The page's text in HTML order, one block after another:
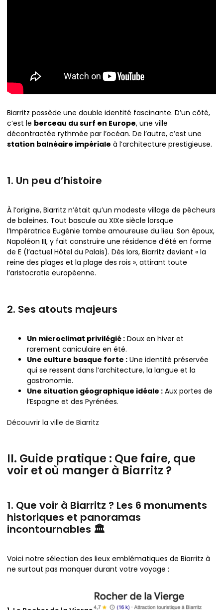
Biarritz possède une double identité fascinante. D’un côté,
c’est le berceau du surf en Europe, une ville
décontractée rythmée par l’océan. De l’autre, c’est une
station balnéaire impériale à l’architecture prestigieuse.
1. Un peu d’histoire
À l’origine, Biarritz n’était qu’un modeste village de pêcheurs
de baleines. Tout bascule au XIXe siècle lorsque
l’Impératrice Eugénie tombe amoureuse du lieu. Son époux,
Napoléon III, y fait construire une résidence d’été en forme
de E (l’actuel Hôtel du Palais). Dès lors, Biarritz devient « la
reine des plages et la plage des rois », attirant toute
l’aristocratie européenne.
2. Ses atouts majeurs
Un microclimat privilégié : Doux en hiver et
rarement caniculaire en été.
Une culture basque forte : Une identité préservée
qui se ressent dans l’architecture, la langue et la
gastronomie.
Une situation géographique idéale : Aux portes de
l’Espagne et des Pyrénées.
Découvrir la ville de Biarritz
II. Guide pratique : Que faire, que
voir et où manger à Biarritz ?
1. Que voir à Biarritz ? Les 6 monuments
historiques et panoramas
incontournables 🏛️
Voici notre sélection des lieux emblématiques de Biarritz à
ne surtout pas manquer durant votre voyage :